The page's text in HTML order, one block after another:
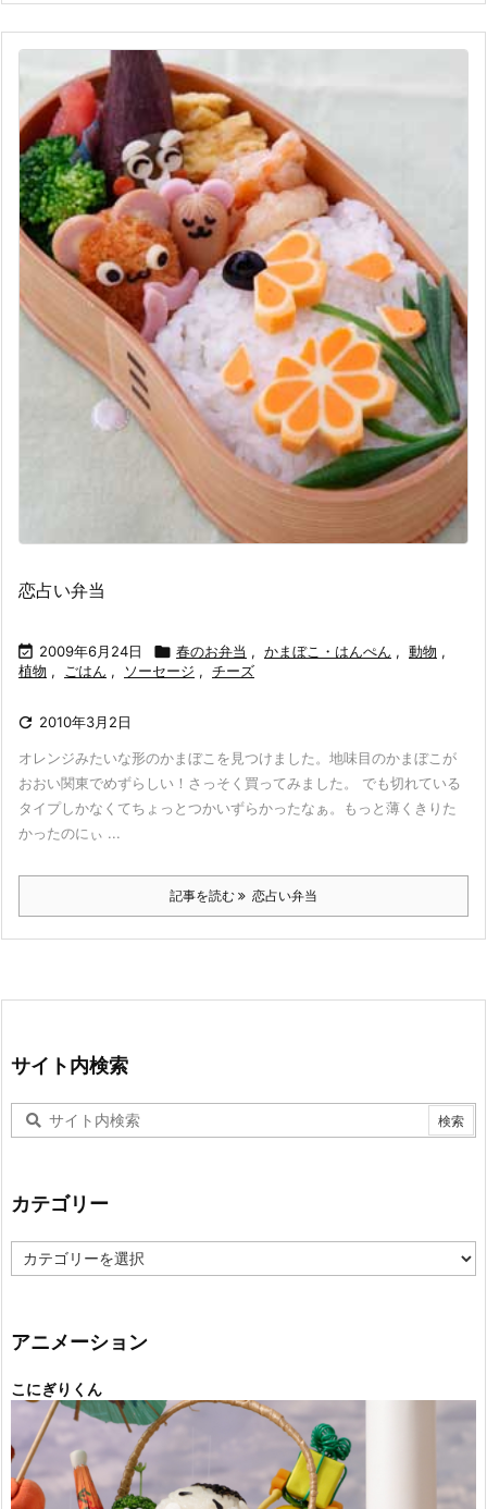
恋占い弁当
 2009年6月24日  春のお弁当 , かまぼこ・はんぺん , 動物 ,
植物 , ごはん , ソーセージ , チーズ
 2010年3月2日
オレンジみたいな形のかまぼこを見つけました。地味目のかまぼこが
おおい関東でめずらしい！さっそく買ってみました。 でも切れている
タイプしかなくてちょっとつかいずらかったなぁ。もっと薄くきりた
かったのにぃ ...
記事を読む 恋占い弁当
サイト内検索
カテゴリー
テ
ー
アニメーション
こにぎりくん